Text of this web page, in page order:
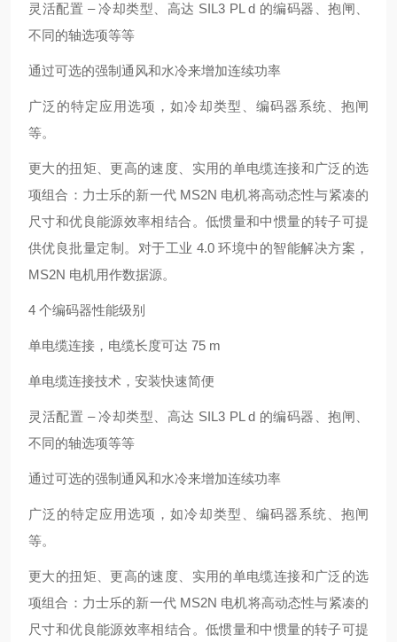
灵活配置 – 冷却类型、高达 SIL3 PL d 的编码器、抱闸、
不同的轴选项等等
通过可选的强制通风和水冷来增加连续功率
广泛的特定应用选项，如冷却类型、编码器系统、抱闸
等。
更大的扭矩、更高的速度、实用的单电缆连接和广泛的选
项组合：力士乐的新一代 MS2N 电机将高动态性与紧凑的
尺寸和优良能源效率相结合。低惯量和中惯量的转子可提
供优良批量定制。对于工业 4.0 环境中的智能解决方案，
MS2N 电机用作数据源。
4 个编码器性能级别
单电缆连接，电缆长度可达 75 m
单电缆连接技术，安装快速简便
灵活配置 – 冷却类型、高达 SIL3 PL d 的编码器、抱闸、
不同的轴选项等等
通过可选的强制通风和水冷来增加连续功率
广泛的特定应用选项，如冷却类型、编码器系统、抱闸
等。
更大的扭矩、更高的速度、实用的单电缆连接和广泛的选
项组合：力士乐的新一代 MS2N 电机将高动态性与紧凑的
尺寸和优良能源效率相结合。低惯量和中惯量的转子可提